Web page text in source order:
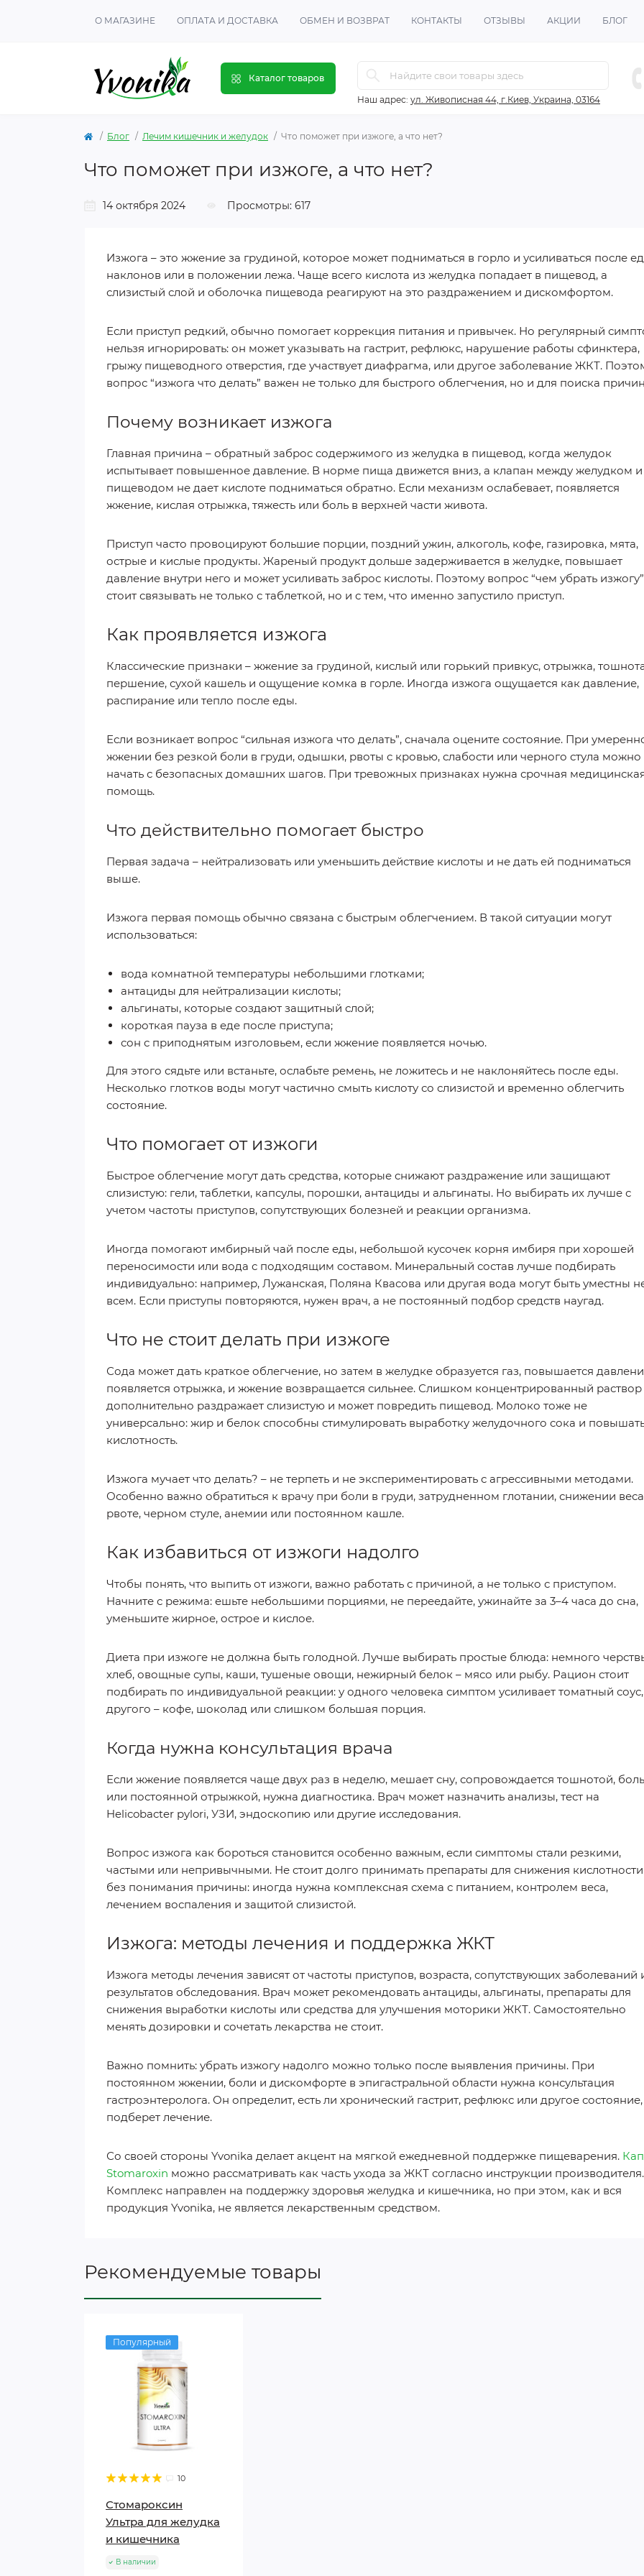
О МАГАЗИНЕ ОПЛАТА И ДОСТАВКА ОБМЕН И ВОЗВРАТ КОНТАКТЫ ОТЗЫВЫ АКЦИИ БЛОГ
Каталог товаров
Наш адрес: ул. Живописная 44, г.Киев, Украина, 03164
Блог Лечим кишечник и желудок Что поможет при изжоге, а что нет?
Что поможет при изжоге, а что нет?
14 октября 2024 Просмотры: 617
Изжога – это жжение за грудиной, которое может подниматься в горло и усиливаться после
наклонов или в положении лежа. Чаще всего кислота из желудка попадает в пищевод, а
слизистый слой и оболочка пищевода реагируют на это раздражением и дискомфортом.
Если приступ редкий, обычно помогает коррекция питания и привычек. Но регулярный
нельзя игнорировать: он может указывать на гастрит, рефлюкс, нарушение работы сфинктера,
грыжу пищеводного отверстия, где участвует диафрагма, или другое заболевание ЖКТ.
вопрос “изжога что делать” важен не только для быстрого облегчения, но и для поиска
Почему возникает изжога
Главная причина – обратный заброс содержимого из желудка в пищевод, когда желудок
испытывает повышенное давление. В норме пища движется вниз, а клапан между желудком и
пищеводом не дает кислоте подниматься обратно. Если механизм ослабевает, появляется
жжение, кислая отрыжка, тяжесть или боль в верхней части живота.
Приступ часто провоцируют большие порции, поздний ужин, алкоголь, кофе, газировка, мята,
острые и кислые продукты. Жареный продукт дольше задерживается в желудке, повышает
давление внутри него и может усиливать заброс кислоты. Поэтому вопрос “чем убрать изжогу”
стоит связывать не только с таблеткой, но и с тем, что именно запустило приступ.
Как проявляется изжога
Классические признаки – жжение за грудиной, кислый или горький привкус, отрыжка,
першение, сухой кашель и ощущение комка в горле. Иногда изжога ощущается как давление,
распирание или тепло после еды.
Если возникает вопрос “сильная изжога что делать”, сначала оцените состояние. При
жжении без резкой боли в груди, одышки, рвоты с кровью, слабости или черного стула можно
начать с безопасных домашних шагов. При тревожных признаках нужна срочная
помощь.
Что действительно помогает быстро
Первая задача – нейтрализовать или уменьшить действие кислоты и не дать ей подниматься
выше.
Изжога первая помощь обычно связана с быстрым облегчением. В такой ситуации могут
использоваться:
вода комнатной температуры небольшими глотками;
антациды для нейтрализации кислоты;
альгинаты, которые создают защитный слой;
короткая пауза в еде после приступа;
сон с приподнятым изголовьем, если жжение появляется ночью.
Для этого сядьте или встаньте, ослабьте ремень, не ложитесь и не наклоняйтесь после еды.
Несколько глотков воды могут частично смыть кислоту со слизистой и временно облегчить
состояние.
Что помогает от изжоги
Быстрое облегчение могут дать средства, которые снижают раздражение или защищают
слизистую: гели, таблетки, капсулы, порошки, антациды и альгинаты. Но выбирать их лучше с
учетом частоты приступов, сопутствующих болезней и реакции организма.
Иногда помогают имбирный чай после еды, небольшой кусочек корня имбиря при хорошей
переносимости или вода с подходящим составом. Минеральный состав лучше подбирать
индивидуально: например, Лужанская, Поляна Квасова или другая вода могут быть уместны
всем. Если приступы повторяются, нужен врач, а не постоянный подбор средств наугад.
Что не стоит делать при изжоге
Сода может дать краткое облегчение, но затем в желудке образуется газ, повышается
появляется отрыжка, и жжение возвращается сильнее. Слишком концентрированный раствор
дополнительно раздражает слизистую и может повредить пищевод. Молоко тоже не
универсально: жир и белок способны стимулировать выработку желудочного сока и
кислотность.
Изжога мучает что делать? – не терпеть и не экспериментировать с агрессивными методами.
Особенно важно обратиться к врачу при боли в груди, затрудненном глотании, снижении
рвоте, черном стуле, анемии или постоянном кашле.
Как избавиться от изжоги надолго
Чтобы понять, что выпить от изжоги, важно работать с причиной, а не только с приступом.
Начните с режима: ешьте небольшими порциями, не переедайте, ужинайте за 3–4 часа до сна,
уменьшите жирное, острое и кислое.
Диета при изжоге не должна быть голодной. Лучше выбирать простые блюда: немного
хлеб, овощные супы, каши, тушеные овощи, нежирный белок – мясо или рыбу. Рацион стоит
подбирать по индивидуальной реакции: у одного человека симптом усиливает томатный
другого – кофе, шоколад или слишком большая порция.
Когда нужна консультация врача
Если жжение появляется чаще двух раз в неделю, мешает сну, сопровождается тошнотой,
или постоянной отрыжкой, нужна диагностика. Врач может назначить анализы, тест на
Helicobacter pylori, УЗИ, эндоскопию или другие исследования.
Вопрос изжога как бороться становится особенно важным, если симптомы стали резкими,
частыми или непривычными. Не стоит долго принимать препараты для снижения кислотности
без понимания причины: иногда нужна комплексная схема с питанием, контролем веса,
лечением воспаления и защитой слизистой.
Изжога: методы лечения и поддержка ЖКТ
Изжога методы лечения зависят от частоты приступов, возраста, сопутствующих заболеваний
результатов обследования. Врач может рекомендовать антациды, альгинаты, препараты для
снижения выработки кислоты или средства для улучшения моторики ЖКТ. Самостоятельно
менять дозировки и сочетать лекарства не стоит.
Важно помнить: убрать изжогу надолго можно только после выявления причины. При
постоянном жжении, боли и дискомфорте в эпигастральной области нужна консультация
гастроэнтеролога. Он определит, есть ли хронический гастрит, рефлюкс или другое
подберет лечение.
Со своей стороны Yvonika делает акцент на мягкой ежедневной поддержке пищеварения.
Stomaroxin можно рассматривать как часть ухода за ЖКТ согласно инструкции производителя.
Комплекс направлен на поддержку здоровья желудка и кишечника, но при этом, как и вся
продукция Yvonika, не является лекарственным средством.
Рекомендуемые товары
Популярный
10
Стомароксин
Ультра для желудка
и кишечника
В наличии